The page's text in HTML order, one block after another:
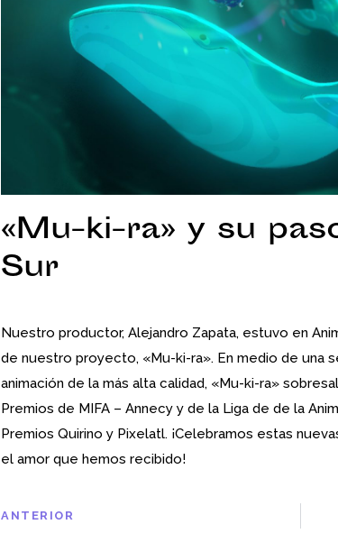
«Mu-ki-ra» y su
Sur
Nuestro productor, Alejandro Zapata, estuvo en
de nuestro proyecto, «Mu-ki-ra». En medio de una
animación de la más alta calidad, «Mu-ki-ra»
Premios de MIFA – Annecy y de la Liga de de la
Premios Quirino y Pixelatl. ¡Celebramos estas
el amor que hemos recibido!
ANTERIOR